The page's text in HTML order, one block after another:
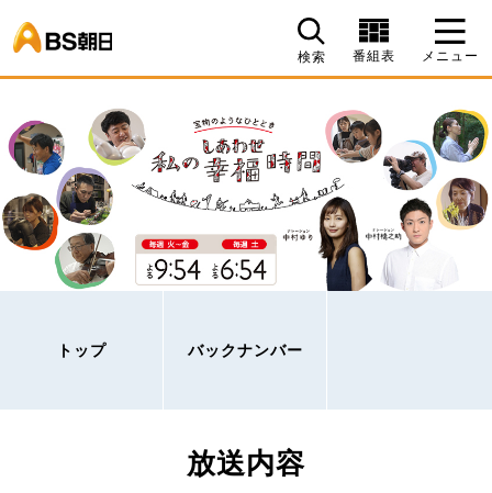
検索 番組表 メニュー
トップ バックナンバー
放送内容